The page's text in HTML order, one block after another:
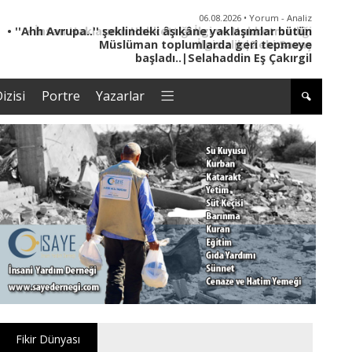
06.08.2026 • Yorum - Analiz
• İnsan Haklarının Hakkettiği İlgi ve Hakketmediği
İlgisizlik|Zeki Savaş
Portre Yazarlar
Fikir Dünyası